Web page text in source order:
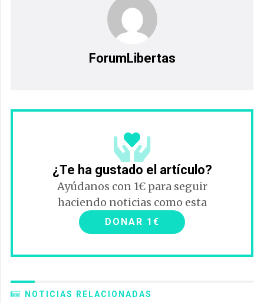
ForumLibertas
¿Te ha gustado el artículo?
Ayúdanos con 1€ para seguir
haciendo noticias como esta
DONAR 1€
NOTICIAS RELACIONADAS